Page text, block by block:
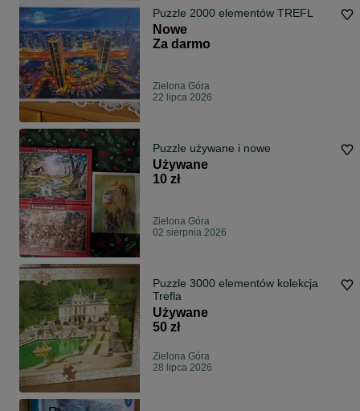
Puzzle 2000 elementów TREFL
Nowe
Za darmo
Zielona Góra
22 lipca 2026
Puzzle używane i nowe
Używane
10 zł
Zielona Góra
02 sierpnia 2026
Puzzle 3000 elementów kolekcja
Trefla
Używane
50 zł
Zielona Góra
28 lipca 2026